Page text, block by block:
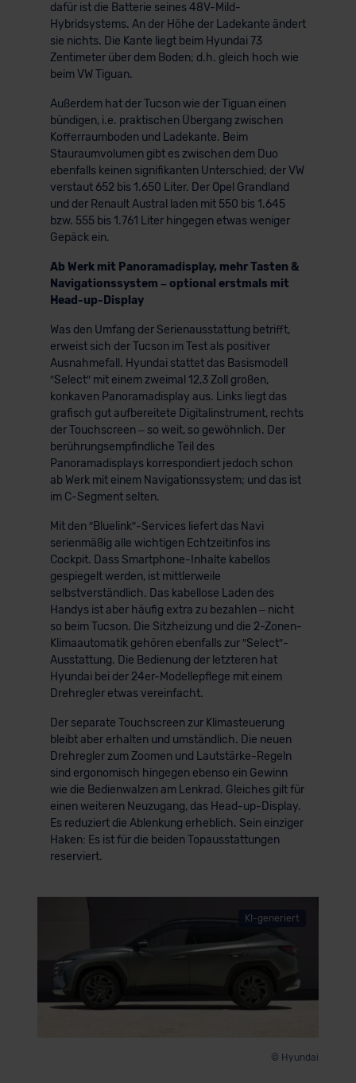
dafür ist die Batterie seines 48V-Mild-
Hybridsystems. An der Höhe der Ladekante ändert
sie nichts. Die Kante liegt beim Hyundai 73
Zentimeter über dem Boden; d.h. gleich hoch wie
beim VW Tiguan.
Außerdem hat der Tucson wie der Tiguan einen
bündigen, i.e. praktischen Übergang zwischen
Kofferraumboden und Ladekante. Beim
Stauraumvolumen gibt es zwischen dem Duo
ebenfalls keinen signifikanten Unterschied; der VW
verstaut 652 bis 1.650 Liter. Der Opel Grandland
und der Renault Austral laden mit 550 bis 1.645
bzw. 555 bis 1.761 Liter hingegen etwas weniger
Gepäck ein.
Ab Werk mit Panoramadisplay, mehr Tasten &
Navigationssystem – optional erstmals mit
Head-up-Display
Was den Umfang der Serienausstattung betrifft,
erweist sich der Tucson im Test als positiver
Ausnahmefall. Hyundai stattet das Basismodell
″Select″ mit einem zweimal 12,3 Zoll großen,
konkaven Panoramadisplay aus. Links liegt das
grafisch gut aufbereitete Digitalinstrument, rechts
der Touchscreen – so weit, so gewöhnlich. Der
berührungsempfindliche Teil des
Panoramadisplays korrespondiert jedoch schon
ab Werk mit einem Navigationssystem; und das ist
im C-Segment selten.
Mit den ″Bluelink″-Services liefert das Navi
serienmäßig alle wichtigen Echtzeitinfos ins
Cockpit. Dass Smartphone-Inhalte kabellos
gespiegelt werden, ist mittlerweile
selbstverständlich. Das kabellose Laden des
Handys ist aber häufig extra zu bezahlen – nicht
so beim Tucson. Die Sitzheizung und die 2-Zonen-
Klimaautomatik gehören ebenfalls zur ″Select″-
Ausstattung. Die Bedienung der letzteren hat
Hyundai bei der 24er-Modellepflege mit einem
Drehregler etwas vereinfacht.
Der separate Touchscreen zur Klimasteuerung
bleibt aber erhalten und umständlich. Die neuen
Drehregler zum Zoomen und Lautstärke-Regeln
sind ergonomisch hingegen ebenso ein Gewinn
wie die Bedienwalzen am Lenkrad. Gleiches gilt für
einen weiteren Neuzugang, das Head-up-Display.
Es reduziert die Ablenkung erheblich. Sein einziger
Haken: Es ist für die beiden Topausstattungen
reserviert.
KI-generiert
© Hyundai